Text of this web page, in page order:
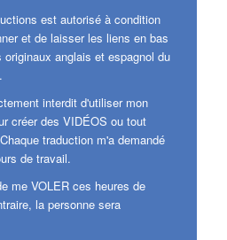
est autorisé à condition
et de laisser les liens en bas
anglais et espagnol du
.
interdit d'utiliser mon
créer des VIDÉOS ou tout
traduction m'a demandé
de travail.
me VOLER ces heures de
la personne sera